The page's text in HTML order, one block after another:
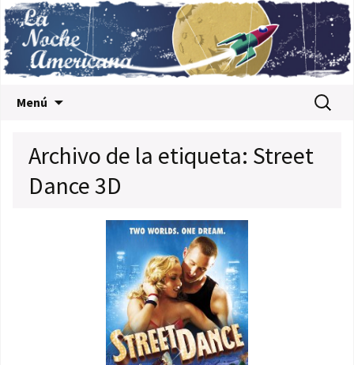
Menú Buscar:
Archivo de la etiqueta: Street
Dance 3D